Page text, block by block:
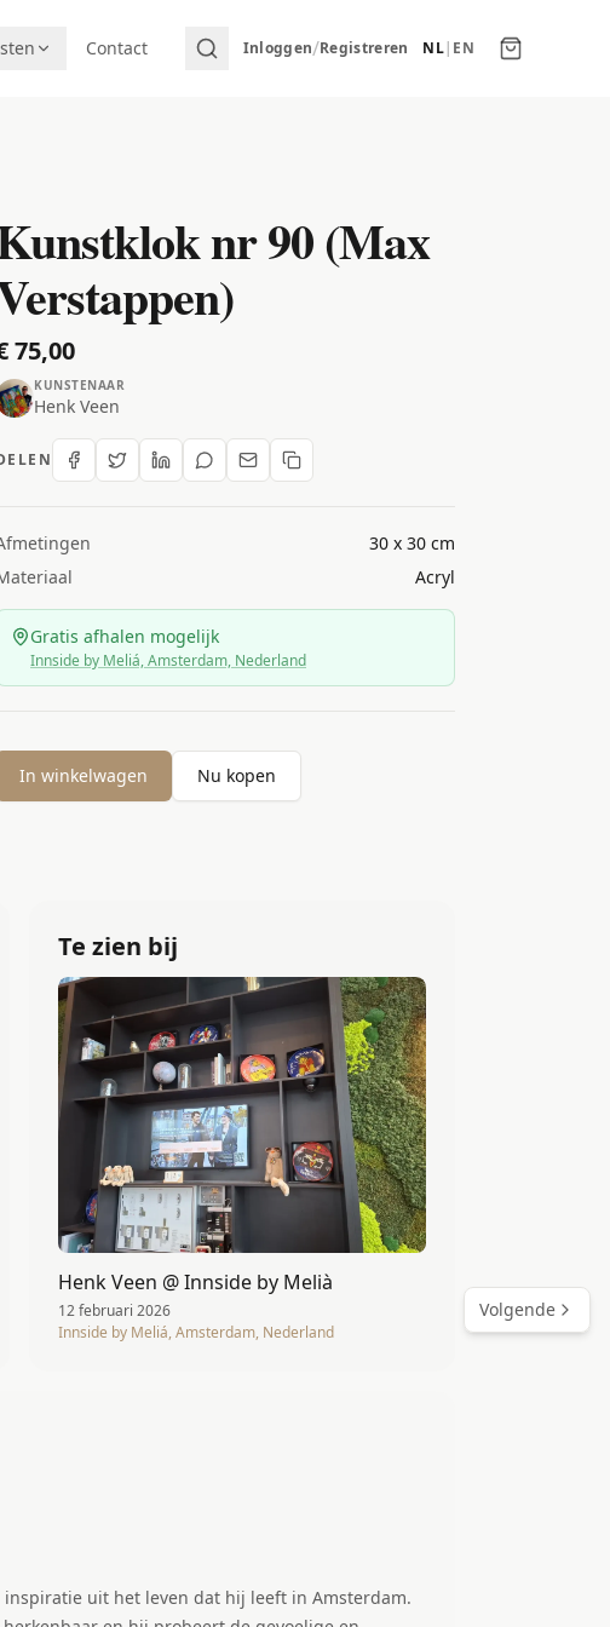
Contact Inloggen/Registreren NL| EN
nr 90 (Max
75,00
KUNSTENAAR
Henk Veen
30 x 30 cm
Acryl
Gratis afhalen mogelijk
Innside by Meliá, Amsterdam, Nederland
In winkelwagen Nu kopen
Volgende
Te zien bij
Henk Veen @ Innside by Melià
12 februari 2026
Innside by Meliá, Amsterdam, Nederland
uit het leven dat hij leeft in Amsterdam.